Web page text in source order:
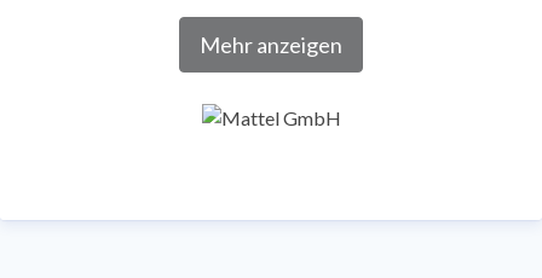
innovative Produkte in Zusammenarbeit mit
führenden Unterhaltungs- und
Etwa 32.000 Mitarbeiter sind weltweit in 40 Ländern
Mehr anzeigen